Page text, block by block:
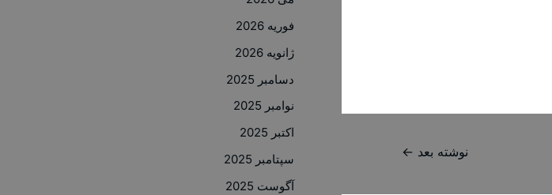
نوشته بعد ←
فوریه 2026
ژانویه 2026
دسامبر 2025
نوامبر 2025
اکتبر 2025
سپتامبر 2025
آگوست 2025